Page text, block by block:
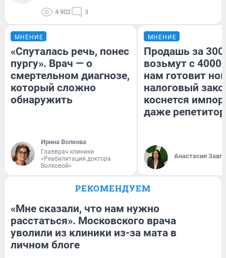
4 902 3
МНЕНИЕ
«Спуталась речь, понес
пургу». Врач — о
смертельном диагнозе,
который сложно
обнаружить
Ирина Волкова
Главврач клиники
«Реабилитация доктора
Волковой»
МНЕНИЕ
Продашь за
возьмут с
нам готовит
налоговый
коснется
даже
Анастасия
РЕКОМЕНДУЕМ
«Мне сказали, что нам нужно
расстаться». Московского врача
уволили из клиники из-за мата в
личном блоге